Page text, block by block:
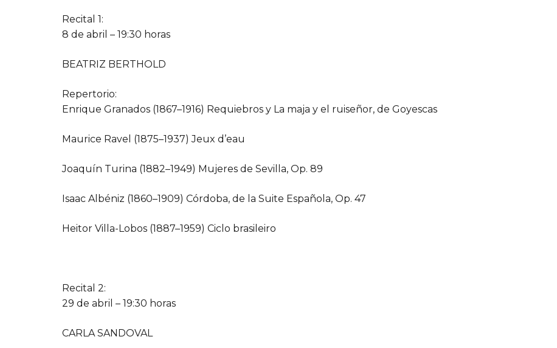
Recital 1:
8 de abril – 19:30 horas
BEATRIZ BERTHOLD
Repertorio:
Enrique Granados (1867–1916) Requiebros y La maja y el ruiseñor, de Goyescas
Maurice Ravel (1875–1937) Jeux d’eau
Joaquín Turina (1882–1949) Mujeres de Sevilla, Op. 89
Isaac Albéniz (1860–1909) Córdoba, de la Suite Española, Op. 47
Heitor Villa-Lobos (1887–1959) Ciclo brasileiro
Recital 2:
29 de abril – 19:30 horas
CARLA SANDOVAL